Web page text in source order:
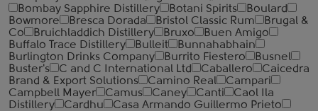
Bombay Sapphire Distillery
Botani Spirits
Boulard
Bowmore
Bresca Dorada Bristol Classic Rum
Brugal &
Co
Bruichladdich Distillery Bruxo
Buen Amigo
Buffalo Trace Distillery
Bulleit
Bunnahabhain
Burlington Drinks Company
Burrito Fiestero
Busnel
Buster's
C and C International Ltd Caballero
Caicedra
Brand & Export Solutions
Camino Real
Campari
Campbell Mayer
Camus Caney Canti
Caol Ila
Distillery
Cardhu Casa Armando Guillermo Prieto